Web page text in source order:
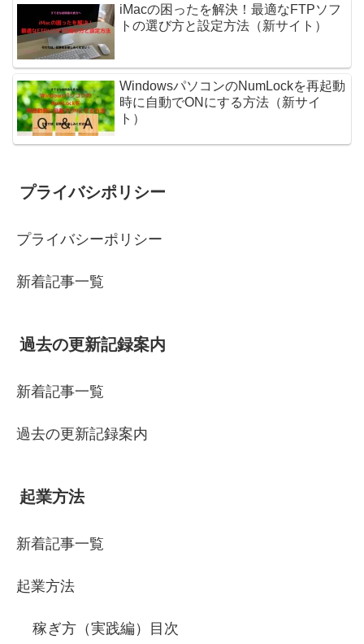
iMacの困ったを解決！最適なFTPソフ
トの選び方と設定方法（新サイト）
WindowsパソコンのNumLockを再起動
時に自動でONにする方法（新サイ
ト）
プライバシポリシー
プライバシーポリシー
新着記事一覧
過去の更新記録案内
新着記事一覧
過去の更新記録案内
起業方法
新着記事一覧
起業方法
稼ぎ方（実践編）目次